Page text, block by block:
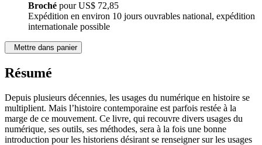
Broché pourUS$ 72,85
Expédition en environ 10 jours ouvrables national, expédition
internationale possible
Mettre dans panier
Résumé
Depuis plusieurs décennies, les usages du numérique en histoire se
multiplient. Mais l’histoire contemporaine est parfois restée à la
marge de ce mouvement. Ce livre, qui recouvre divers usages du
numérique, ses outils, ses méthodes, sera à la fois une bonne
introduction pour les historiens désirant se renseigner sur les usages